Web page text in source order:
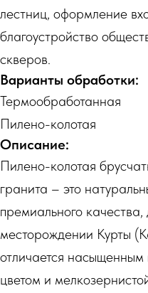
лестниц, оформление
благоустройство
скверов.
Варианты обработки:
Термообработанная
Пилено-колотая
Описание:
Пилено-колотая
гранита – это
премиального
месторождении Курты
отличается
цветом и